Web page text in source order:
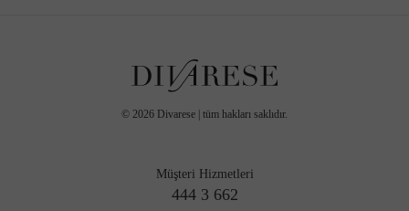
© 2026 Divarese | tüm hakları saklıdır.
Müşteri Hizmetleri
444 3 662